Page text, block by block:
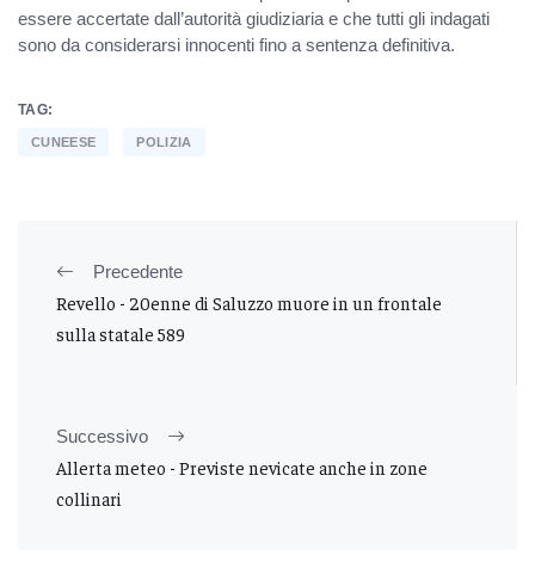
essere accertate dall’autorità giudiziaria e che tutti gli indagati
sono da considerarsi innocenti fino a sentenza definitiva.
TAG:
CUNEESE POLIZIA
Precedente
Revello - 20enne di Saluzzo muore in un frontale
sulla statale 589
Successivo
Allerta meteo - Previste nevicate anche in zone
collinari